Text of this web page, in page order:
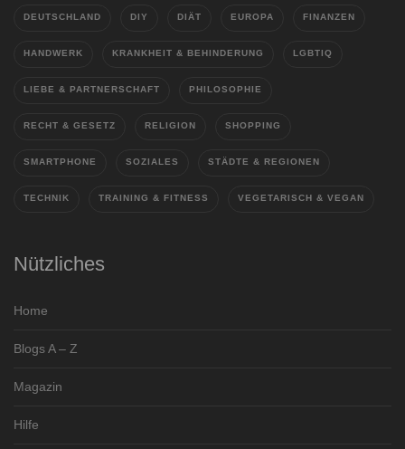
DEUTSCHLAND DIY DIÄT EUROPA FINANZEN
HANDWERK KRANKHEIT & BEHINDERUNG LGBTIQ
LIEBE & PARTNERSCHAFT PHILOSOPHIE
RECHT & GESETZ RELIGION SHOPPING
SMARTPHONE SOZIALES STÄDTE & REGIONEN
TECHNIK TRAINING & FITNESS VEGETARISCH & VEGAN
Nützliches
Home
Blogs A – Z
Magazin
Hilfe